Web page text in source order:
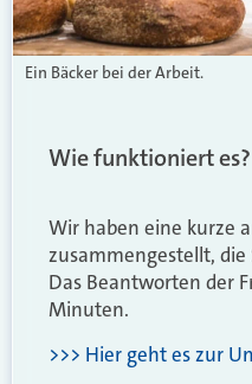
Ein Bäcker bei der Arbeit.
Wie funktioniert es?
Wir haben eine kurze
zusammengestellt,
Das Beantworten der
Minuten.
>>> Hier geht es zur